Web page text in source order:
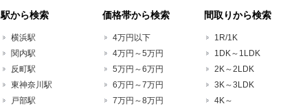
駅から検索
横浜駅
関内駅
反町駅
東神奈川駅
戸部駅
価格帯から検索
4万円以下
4万円～5万円
5万円～6万円
6万円～7万円
7万円～8万円
間取りから検索
1R/1K
1DK～1LDK
2K～2LDK
3K～3LDK
4K～